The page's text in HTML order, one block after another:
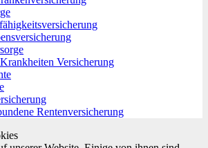
Versicherung
Rentenversicherung